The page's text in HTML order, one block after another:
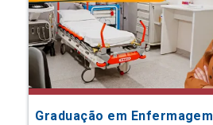
Graduação em Enfermagem